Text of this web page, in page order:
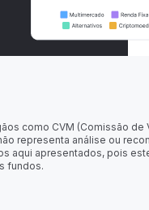
como CVM (Comissão de
representa análise ou
aqui apresentados, pois
fundos.